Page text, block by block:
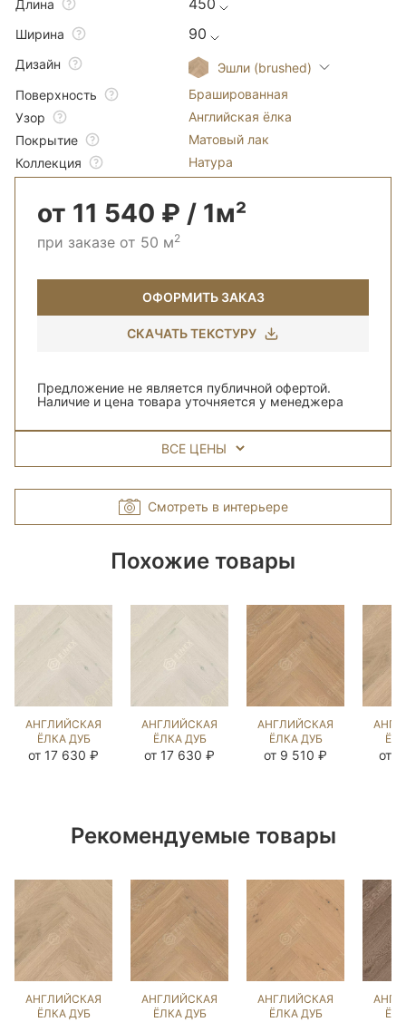
Длина 450
Ширина 90
Дизайн
Эшли (brushed)
Поверхность
Брашированная
Узор
Английская ёлка
Покрытие
Матовый лак
Коллекция
Натура
от 11 540 ₽ / 1м²
при заказе от 50 м2
ОФОРМИТЬ ЗАКАЗ
СКАЧАТЬ ТЕКСТУРУ
Предложение не является публичной офертой.
Наличие и цена товара уточняется у менеджера
ВСЕ ЦЕНЫ
Смотреть в интерьере
Похожие товары
АНГЛИЙСКАЯ
ЁЛКА ДУБ
ИРБИС
от 17 630 ₽
АНГЛИЙСКАЯ
ЁЛКА ДУБ
ИРБИС
от 17 630 ₽
АНГЛИЙСКАЯ
ЁЛКА ДУБ
ВЕРДЖН
от 9 510 ₽ от
Рекомендуемые товары
АНГЛИЙСКАЯ
ЁЛКА ДУБ
АНГЛИЙСКАЯ
ЁЛКА ДУБ
АНГЛИЙСКАЯ
ЁЛКА ДУБ